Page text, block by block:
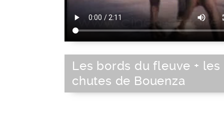
Les bords du fleuve + les
chutes de Bouenza